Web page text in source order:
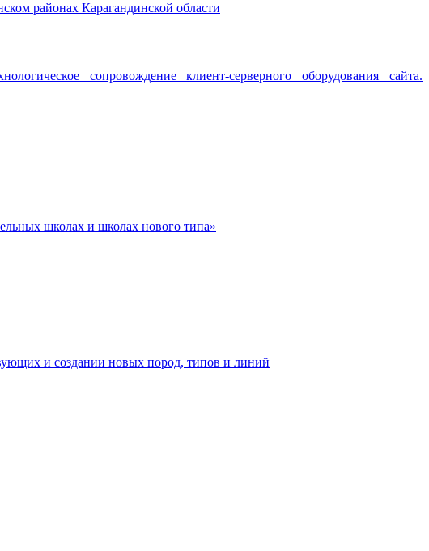
районах Карагандинской области
сопровождение клиент-серверного оборудования сайта.
школах и школах нового типа»
и создании новых пород, типов и линий